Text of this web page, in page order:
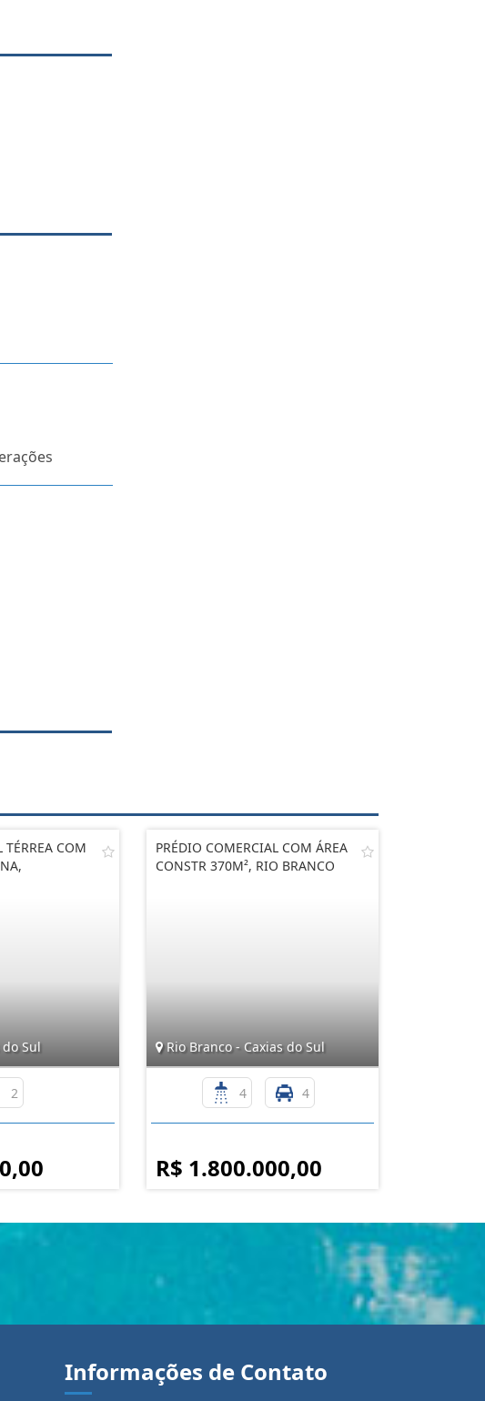
TÉRREA COM
Sul
2
PRÉDIO COMERCIAL COM ÁREA
CONSTR 370M², RIO BRANCO
Rio Branco - Caxias do Sul
4 4
R$ 1.800.000,00
Informações de Contato